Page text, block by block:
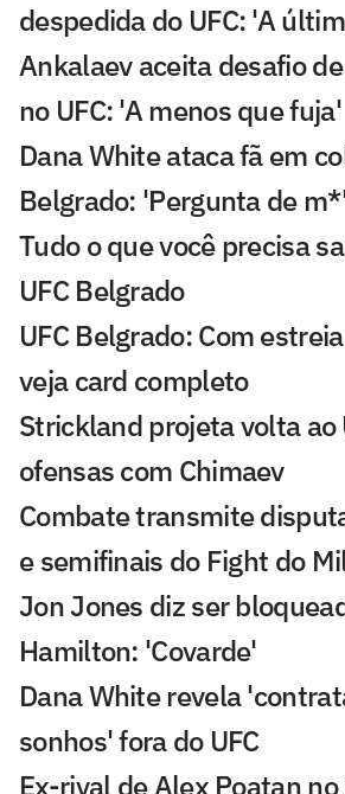
despedida do UFC: 'A
Ankalaev aceita desafio
no UFC: 'A menos que fuja'
Dana White ataca fã em
Belgrado: 'Pergunta de
Tudo o que você precisa
UFC Belgrado
UFC Belgrado: Com
veja card completo
Strickland projeta volta ao
ofensas com Chimaev
Combate transmite
e semifinais do Fight do
Jon Jones diz ser
Hamilton: 'Covarde'
Dana White revela
sonhos' fora do UFC
Ex-rival de Alex Poatan no